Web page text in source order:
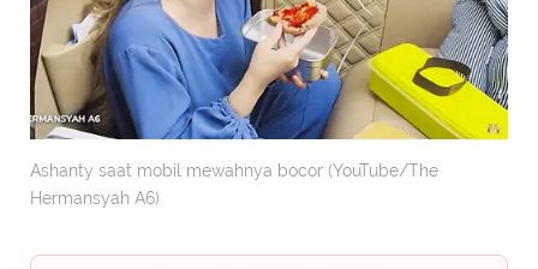
Ashanty saat mobil mewahnya bocor (YouTube/The
Hermansyah A6)